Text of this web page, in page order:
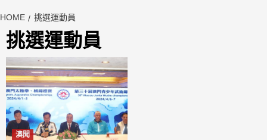
HOME 挑選運動員
挑選運動員
澳聞